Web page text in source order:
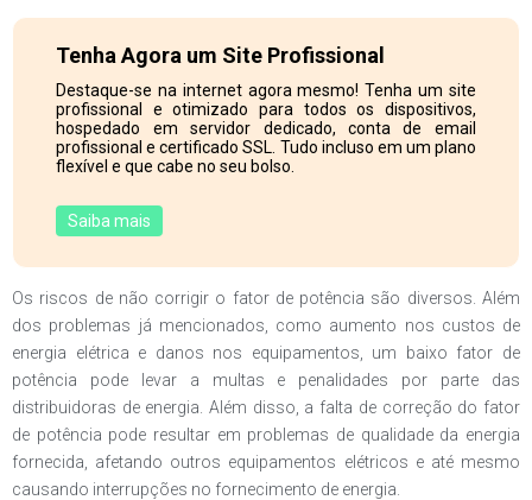
Tenha Agora um Site Profissional
Destaque-se na internet agora mesmo! Tenha um site
profissional e otimizado para todos os dispositivos,
hospedado em servidor dedicado, conta de email
profissional e certificado SSL. Tudo incluso em um plano
flexível e que cabe no seu bolso.
Saiba mais
Os riscos de não corrigir o fator de potência são diversos. Além
dos problemas já mencionados, como aumento nos custos de
energia elétrica e danos nos equipamentos, um baixo fator de
potência pode levar a multas e penalidades por parte das
distribuidoras de energia. Além disso, a falta de correção do fator
de potência pode resultar em problemas de qualidade da energia
fornecida, afetando outros equipamentos elétricos e até mesmo
causando interrupções no fornecimento de energia.